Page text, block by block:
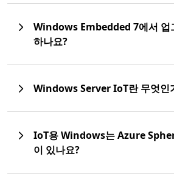
Windows Embedded 7에서 업
하나요?
Windows Server IoT란 무엇인
IoT용 Windows는 Azure
이 있나요?